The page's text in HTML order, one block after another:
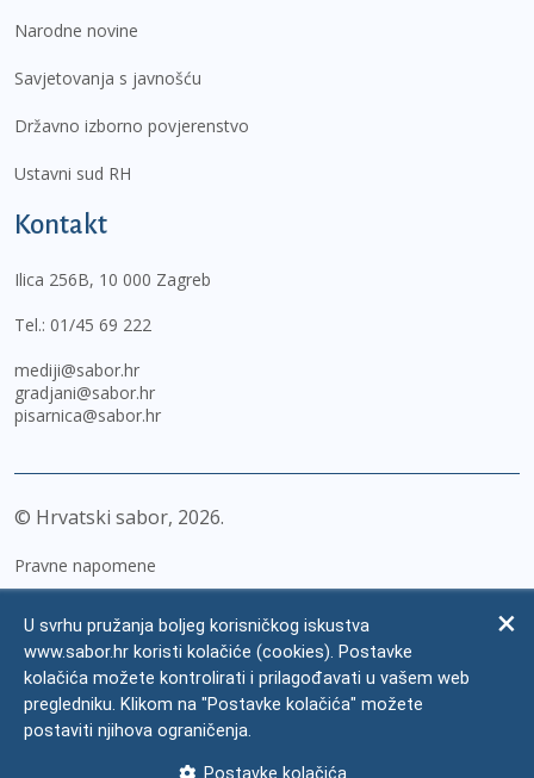
Narodne novine
Savjetovanja s javnošću
Državno izborno povjerenstvo
Ustavni sud RH
Kontakt
Ilica 256B, 10 000 Zagreb
Tel.: 01/45 69 222
mediji@sabor.hr
gradjani@sabor.hr
pisarnica@sabor.hr
© Hrvatski sabor, 2026
Pravne napomene
Zaštita osobnih podataka
Impressum
Česta pitanja
U svrhu pružanja boljeg korisničkog iskustva
www.sabor.hr koristi kolačiće (cookies). Postavke
kolačića možete kontrolirati i prilagođavati u vašem web
pregledniku. Klikom na "Postavke kolačića" možete
postaviti njihova ograničenja.
Postavke kolačića